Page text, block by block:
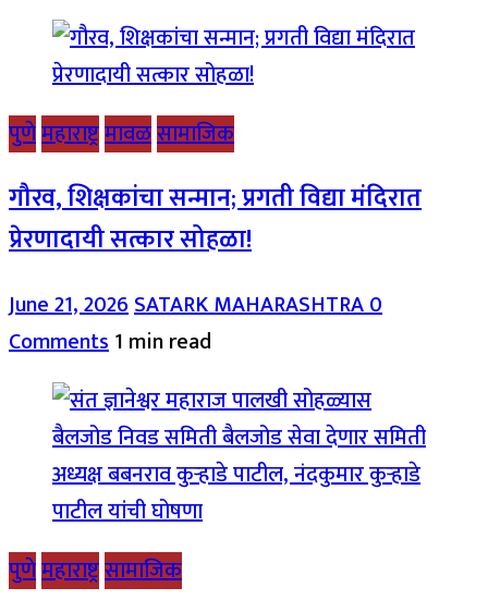
पुणेमहाराष्ट्रमावळसामाजिक
गौरव, शिक्षकांचा सन्मान; प्रगती विद्या मंदिरात
प्रेरणादायी सत्कार सोहळा!
June 21, 2026SATARK MAHARASHTRA0
Comments1 min read
पुणेमहाराष्ट्रसामाजिक